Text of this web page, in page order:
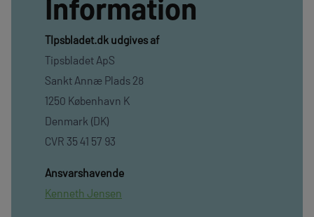
Information
TIpsbladet.dk udgives af
Tipsbladet ApS
Sankt Annæ Plads 28
1250 København K
Denmark (DK)
CVR 35 41 57 93
Ansvarshavende
Kenneth Jensen